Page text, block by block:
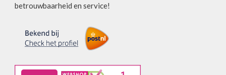
betrouwbaarheid en service!